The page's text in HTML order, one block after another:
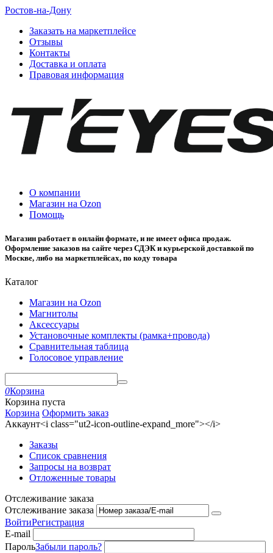
Ростов-на-Дону
Заказать на маркетплейсе
Отзывы
Контакты
Доставка и оплата
Правовая информация
О компании
Магазин на Ozon
Помощь
Магазин работает в онлайн формате, и не имеет офиса продаж.
Оформление заказов на сайте через СДЭК и курьерской доставкой по
Москве, либо на маркетплейсах, по коду товара
Каталог
Магазин на Ozon
Магнитолы
Аксессуары
Установочные комплекты (рамка+провода)
Сравнительная таблица
Голосовое управление
0Корзина
Корзина пуста
Корзина Оформить заказ
Аккаунт<i class="ut2-icon-outline-expand_more"></i>
Заказы
Список сравнения
Запросы на возврат
Отложенные товары
Отслеживание заказа
Отслеживание заказа
ВойтиРегистрация
E-mail
ПарольЗабыли пароль?